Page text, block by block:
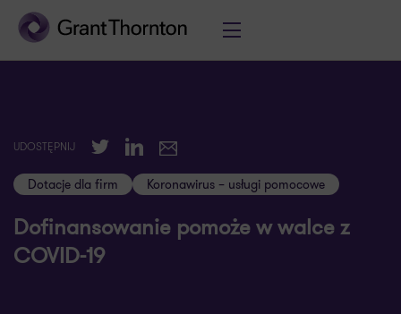
UDOSTĘPNIJ TwitterLinkedIn
E-mail
Dotacje dla firm Koronawirus – usługi pomocowe
Dofinansowanie pomoże w walce z
COVID-19